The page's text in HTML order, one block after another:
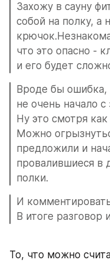
Захожу в сауну
собой на полку, а
что это опасно -
и его будет
Вроде бы ошибка,
не очень начало с
Ну это смотря
Можно
предложили и
провалившиеся в
полки.
И
В итоге разговор
То, что можно